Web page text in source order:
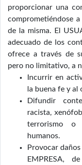
proporcionar una
comprometiéndose
de la misma. El
adecuado de los
ofrece a través de
pero no limitativo, a
Incurrir en
la buena fe y al
Difundir
racista,
terrorismo o
humanos.
Provocar
EMPRESA,